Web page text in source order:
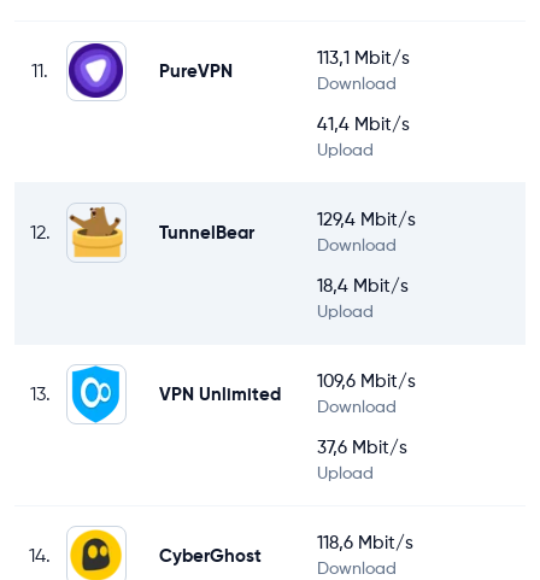
11. PureVPN
113,1 Mbit/s
Download
41,4 Mbit/s
Upload
12. TunnelBear
129,4 Mbit/s
Download
18,4 Mbit/s
Upload
13. VPN Unlimited
109,6 Mbit/s
Download
37,6 Mbit/s
Upload
14. CyberGhost
118,6 Mbit/s
Download